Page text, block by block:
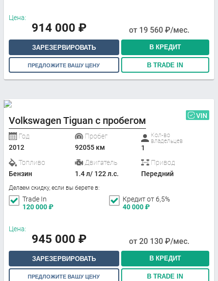
Цена:
914 000 ₽ от 19 560 ₽/мес.
ЗАРЕЗЕРВИРОВАТЬ В КРЕДИТ
ПРЕДЛОЖИТЕ ВАШУ ЦЕНУ В TRADE IN
Volkswagen Tiguan с пробегом VIN
Год
2012
Пробег
92055 км
Кол-во
владельцев
1
Топливо
Бензин
Двигатель
1.4 л/ 122 л.с.
Привод
Передний
Делаем скидку, если вы берете в:
Trade In
120 000₽
Кредит от 6,5%
40 000₽
Цена:
945 000 ₽ от 20 130 ₽/мес.
ЗАРЕЗЕРВИРОВАТЬ В КРЕДИТ
ПРЕДЛОЖИТЕ ВАШУ ЦЕНУ В TRADE IN